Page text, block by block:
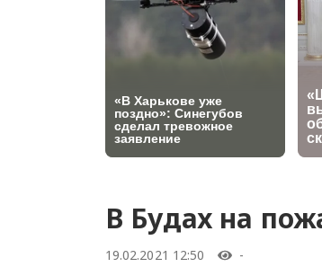
В Будах на
19.02.2021 12:50
-